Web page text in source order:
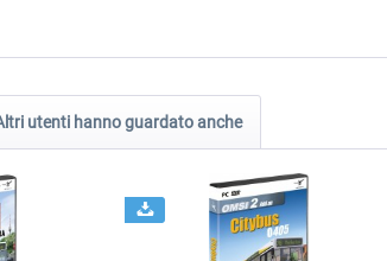
utenti hanno guardato anche